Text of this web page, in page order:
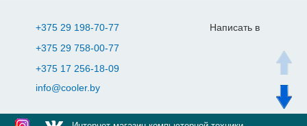
+375 29 198-70-77
+375 29 758-00-77
+375 17 256-18-09
info@cooler.by
Написать в